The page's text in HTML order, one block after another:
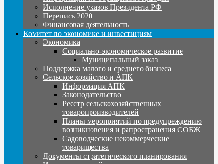
Исполнение указов Президента РФ
Перепись 2020
Финансовая деятельность
Комитет по экономике и инвестициям
Экономика
Социально-экономическое развитие
Муниципальный заказ
Поддержка малого и среднего бизнеса
Сельское хозяйство и АПК
Информация АПК
Законодательство
Реестр сельскохозяйственных
товаропроизводителей
Планы мероприятий по предупреждению
возникновения и рапространения ООБЖ
Садоводческие некоммерческие
товарищества
Документы стратегического планирования